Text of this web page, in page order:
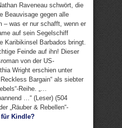
Raveneau schwört, die
Beauvisage gegen alle
– was er nur schafft, wenn er
auf sein Segelschiff
Karibikinsel Barbados bringt.
Feinde auf ihn! Dieser
von der US-
Wright erschien unter
Bargain“ als siebter
Reihe. „…
…“ (Leser) (504
„Räuber & Rebellen“-
Kindle?